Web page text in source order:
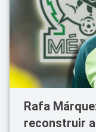
Rafa
reconstruir